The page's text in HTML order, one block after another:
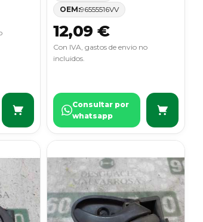
OEM:96555516VV
12,09 €
Con IVA, gastos de envio no
incluidos.
Consultar por
whatsapp